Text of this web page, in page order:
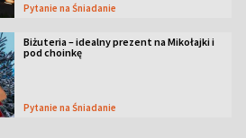
Pytanie na Śniadanie
Biżuteria – idealny prezent na Mikołajki i
pod choinkę
Pytanie na Śniadanie